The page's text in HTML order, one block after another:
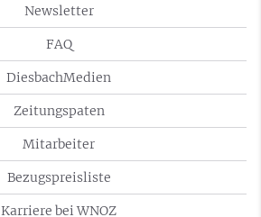
Newsletter
FAQ
DiesbachMedien
Zeitungspaten
Mitarbeiter
Bezugspreisliste
Karriere bei WNOZ